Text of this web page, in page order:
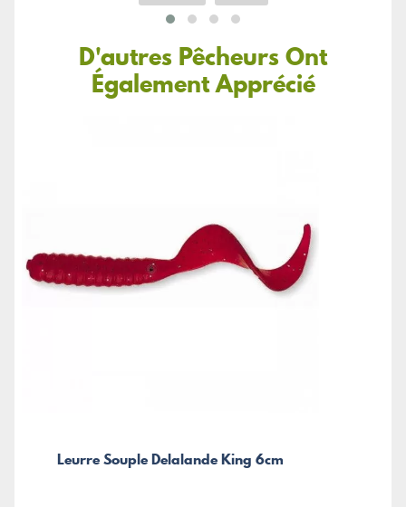
D'autres Pêcheurs Ont
Également Apprécié
Leurre Souple Delalande King 6cm